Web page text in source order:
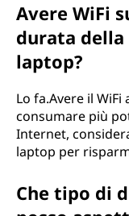
Avere WiFi
durata
laptop?
Lo fa.Avere il
consumare più
Internet,
laptop per
Che tipo di